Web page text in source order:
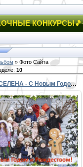
КОНКУРСЫ🎵
» Фото Сайта
: 10
2020 - СЕЛЕНА - С Новым Годом и Рождеством
30.12.2020
НОВЫМ 2021 ГОДОМ И
РОЖДЕСТВОМ!!!
Сокольская и младшая
ансамбля Эстрадно-
коллектива «С...
PETER